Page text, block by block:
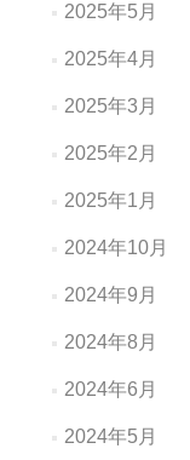
2025年5月
2025年4月
2025年3月
2025年2月
2025年1月
2024年10月
2024年9月
2024年8月
2024年6月
2024年5月